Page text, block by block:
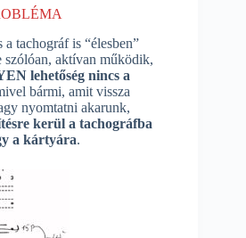
tachográf is “élesben”
szólóan, aktívan működik,
lehetőség nincs a
bármi, amit vissza
nyomtatni akarunk,
kerül a tachográfba
a kártyára.